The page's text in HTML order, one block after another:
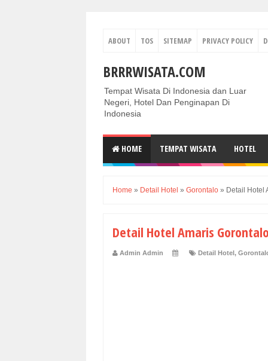
ABOUT TOS SITEMAP PRIVACY POLICY
BRRRWISATA.COM
Tempat Wisata Di Indonesia dan Luar
Negeri, Hotel Dan Penginapan Di
Indonesia
HOME TEMPAT WISATA HOTEL
Home » Detail Hotel » Gorontalo » Detail Hotel
Detail Hotel Amaris
Admin Admin Detail Hotel,